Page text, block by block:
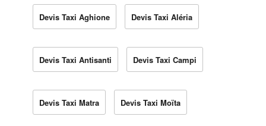
Devis Taxi Aghione Devis Taxi Aléria
Devis Taxi Antisanti Devis Taxi Campi
Devis Taxi Matra Devis Taxi Moïta